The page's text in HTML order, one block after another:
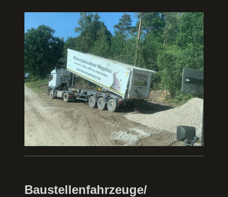
Baustellenfahrzeuge/